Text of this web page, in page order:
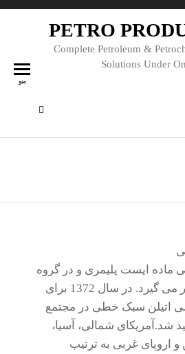
PETRO
Complete Petroleum &
Solutions Under
منو
ماده ایست پلیمری و در گروه
ترموپلاستیک ها قرار می گیرد. در سال 1372 برای
پلی اتیلن سبک خطی در مجتمع
شد.آمریکای شمالی، آسیا،
و اروپای غربی به ترتیب